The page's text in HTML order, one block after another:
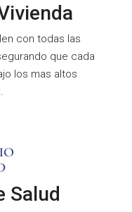
con todas las
que cada
los mas altos
Salud